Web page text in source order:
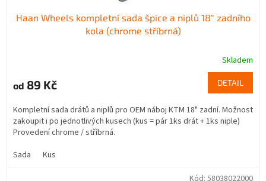
Haan Wheels kompletní sada špice a niplů 18" zadního
kola (chrome stříbrná)
Skladem
od 89 Kč DETAIL
Kompletní sada drátů a niplů pro OEM náboj KTM 18" zadní. Možnost
zakoupit i po jednotlivých kusech (kus = pár 1ks drát + 1ks niple)
Provedení chrome / stříbrná.
Sada
Kus